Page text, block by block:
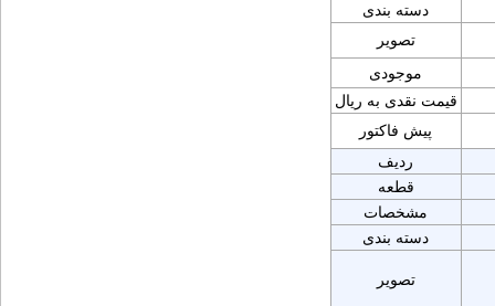
دسته بندی
تصویر
موجودی
قیمت نقدی به ریال
پیش فاکتور
ردیف
قطعه
مشخصات
دسته بندی
تصویر